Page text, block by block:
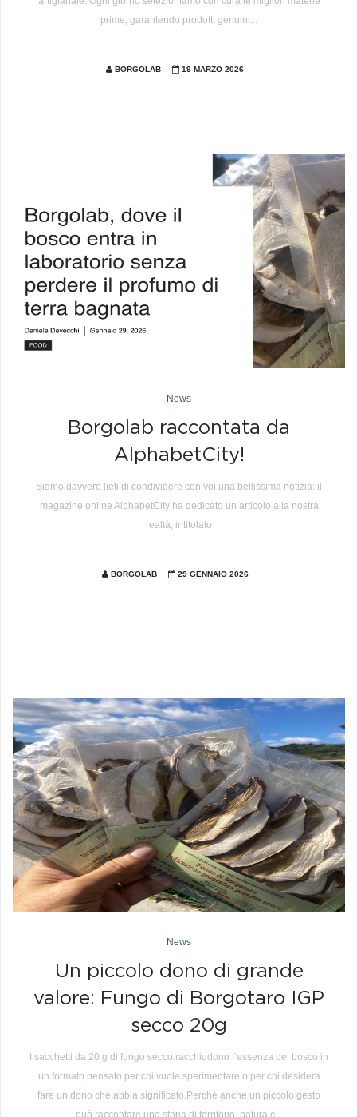
prime, garantendo prodotti genuini...
BORGOLAB 19 MARZO 2026
News
Borgolab raccontata da
AlphabetCity!
Siamo davvero lieti di condividere con voi una bellissima notizia: il
magazine online AlphabetCity ha dedicato un articolo alla nostra
realtà, intitolato
BORGOLAB 29 GENNAIO 2026
News
Un piccolo dono di grande
valore: Fungo di Borgotaro IGP
secco 20g
I sacchetti da 20 g di fungo secco racchiudono l’essenza del bosco in
un formato pensato per chi vuole sperimentare o per chi desidera
fare un dono che abbia significato.Perché anche un piccolo gesto
può raccontare una storia di territorio, natura e...